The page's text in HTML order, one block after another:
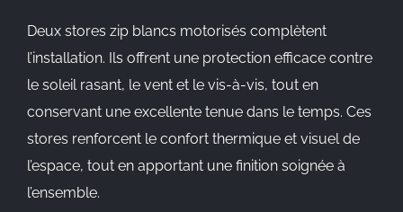
Deux stores zip blancs motorisés complètent
l’installation. Ils offrent une protection efficace contre
le soleil rasant, le vent et le vis-à-vis, tout en
conservant une excellente tenue dans le temps. Ces
stores renforcent le confort thermique et visuel de
l’espace, tout en apportant une finition soignée à
l’ensemble.